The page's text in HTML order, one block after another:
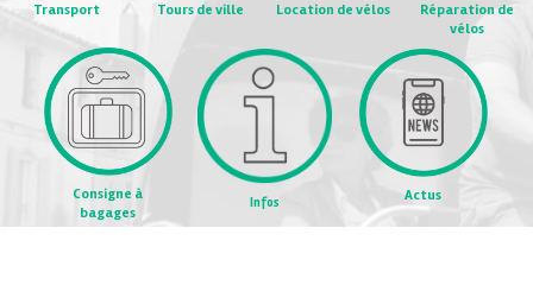
Transport Tours de ville Location de vélos
Réparation de
vélos
Consigne à
bagages
Infos Actus